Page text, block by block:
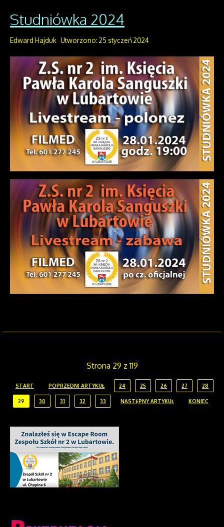
Studniówka 2024
Edward Hajduk Utworzono: 25 styczeń 2024
Strona 29 z 119
START POPRZEDNI ARTYKUŁ 24 25 26 27 28
29 30 31 32 33 NASTĘPNY ARTYKUŁ KONIEC